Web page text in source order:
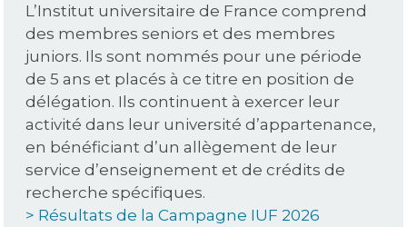
L’Institut universitaire de France comprend
des membres seniors et des membres
juniors. Ils sont nommés pour une période
de 5 ans et placés à ce titre en position de
délégation. Ils continuent à exercer leur
activité dans leur université d’appartenance,
en bénéficiant d’un allègement de leur
service d’enseignement et de crédits de
recherche spécifiques.
> Résultats de la Campagne IUF 2026